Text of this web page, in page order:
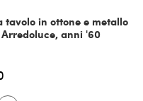
tavolo in ottone e metallo
anni '60